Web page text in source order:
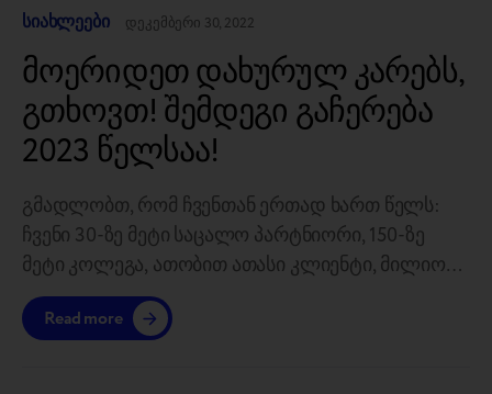
სიახლეები დეკემბერი 30, 2022
მოერიდეთ დახურულ კარებს,
გთხოვთ! შემდეგი გაჩერება
2023 წელსაა!
გმადლობთ, რომ ჩვენთან ერთად ხართ წელს:
ჩვენი 30-ზე მეტი საცალო პარტნიორი, 150-ზე
მეტი კოლეგა, ათობით ათასი კლიენტი, მილიონი
ადამიანი, რომელიც იზიარებს ჩვენს ოცნებას,
ვაჩუქოთ მეორე სიცოცხლე გაჯეტებს. იმისათვის,
Read more